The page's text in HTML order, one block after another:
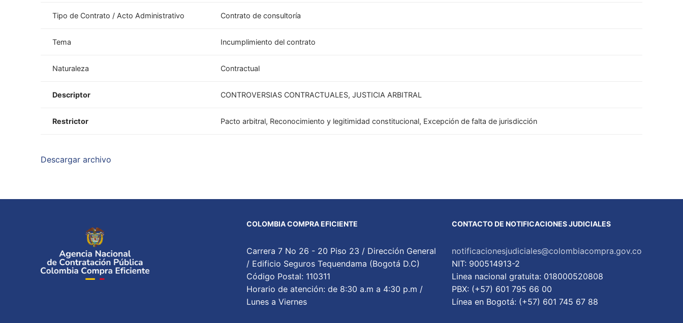
Tipo de Contrato / Acto Administrativo Contrato de consultoría
Tema Incumplimiento del contrato
Naturaleza Contractual
Descriptor CONTROVERSIAS CONTRACTUALES, JUSTICIA ARBITRAL
Restrictor Pacto arbitral, Reconocimiento y legitimidad constitucional, Excepción de falta de jurisdicción
Descargar archivo
COLOMBIA COMPRA EFICIENTE
Carrera 7 No 26 - 20 Piso 23 / Dirección General
/ Edificio Seguros Tequendama (Bogotá D.C)
Código Postal: 110311
Horario de atención: de 8:30 a.m a 4:30 p.m /
Lunes a Viernes
CONTACTO DE NOTIFICACIONES JUDICIALES
notificacionesjudiciales@colombiacompra.gov.co
NIT: 900514913-2
Linea nacional gratuita: 018000520808
PBX: (+57) 601 795 66 00
Lí­nea en Bogotá: (+57) 601 745 67 88